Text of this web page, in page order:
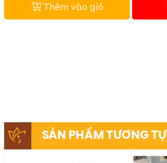
Thêm vào giỏ
SẢN PHẨM TƯƠNG TỰ